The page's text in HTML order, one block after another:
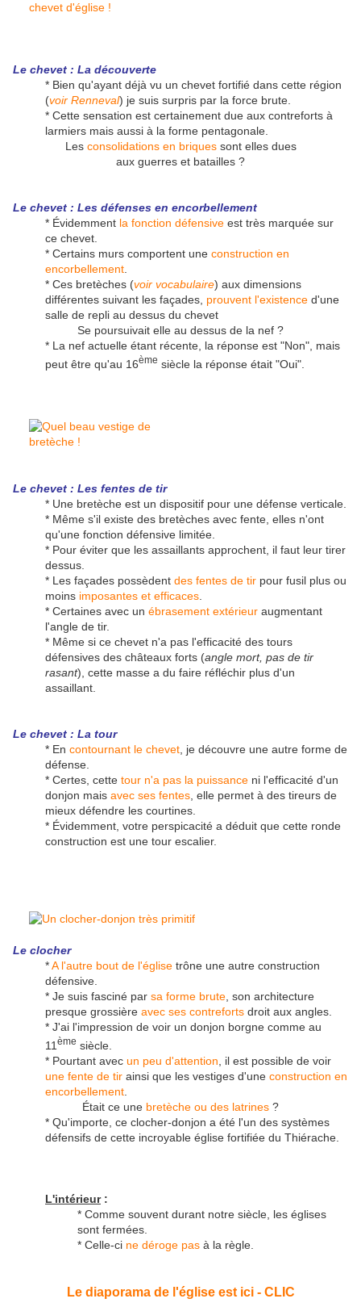
Le chevet : La découverte
* Bien qu'ayant déjà vu un chevet fortifié dans cette région
(voir Renneval) je suis surpris par la force brute.
* Cette sensation est certainement due aux contreforts à
larmiers mais aussi à la forme pentagonale.
Les consolidations en briquessont elles dues
aux guerres et batailles ?
Le chevet : Les défenses en encorbellement
* Évidemment la fonction défensive est très marquée sur
ce chevet.
* Certains murs comportent une construction en
encorbellement
* Ces bretèches (voir vocabulaire) aux dimensions
différentes suivant les façades, prouvent l'existence d'une
salle de repli au dessus du chevet
Se poursuivait elle au dessus de la nef ?
* La nef actuelle étant récente, la réponse est "Non", mais
peut être qu'au 16ème siècle la réponse était "Oui".
Le chevet : Les fentes de tir
* Une bretèche est un dispositif pour une défense verticale.
* Même s'il existe des bretèches avec fente, elles n'ont
qu'une fonction défensive limitée.
* Pour éviter que les assaillants approchent, il faut leur tirer
dessus.
* Les façades possèdent des fentes de tir pour fusil plus ou
moins imposantes et efficaces
* Certaines avec un ébrasement extérieur augmentant
l'angle de tir.
* Même si ce chevet n'a pas l'efficacité des tours
défensives des châteaux forts (angle mort, pas de tir
rasant), cette masse a du faire réfléchir plus d'un
assaillant.
Le chevet : La tour
* En contournant le chevet , je découvre une autre forme de
défense.
* Certes, cette tour n'a pas la puissance ni l'efficacité d'un
donjon mais avec ses fentes , elle permet à des tireurs de
mieux défendre les courtines.
* Évidemment, votre perspicacité a déduit que cette ronde
construction est une tour escalier.
Le clocher
*A l'autre bout de l'église trône une autre construction
défensive.
* Je suis fasciné par sa forme brute , son architecture
presque grossière avec ses contreforts droit aux angles.
* J'ai l'impression de voir un donjon borgne comme au
11 ème siècle.
* Pourtant avec un peu d'attention , il est possible de voir
une fente de tir ainsi que les vestiges d'une construction en
encorbellement
Était ce une bretèche ou des latrines ?
* Qu'importe, ce clocher-donjon a été l'un des systèmes
défensifs de cette incroyable église fortifiée du Thiérache.
L'intérieur:
* Comme souvent durant notre siècle, les églises
sont fermées.
* Celle-ci ne déroge pas à la règle.
Le diaporama de l'église est ici - CLIC